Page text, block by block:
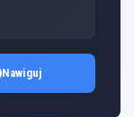
Nawiguj